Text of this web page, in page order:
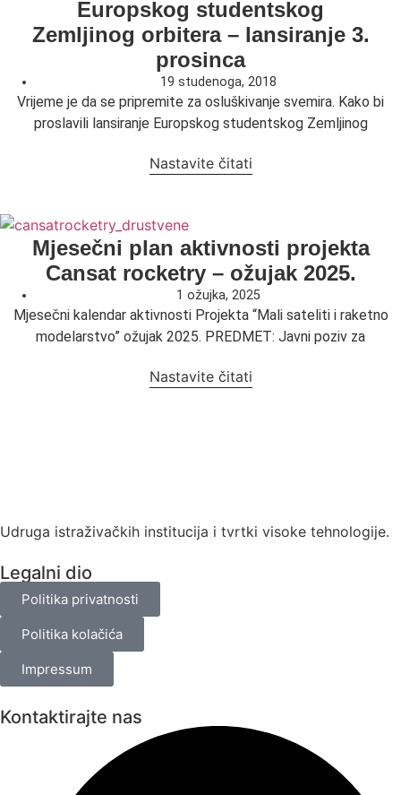
Europskog studentskog
Zemljinog orbitera – lansiranje 3.
prosinca
19 studenoga, 2018
Vrijeme je da se pripremite za osluškivanje svemira. Kako bi
proslavili lansiranje Europskog studentskog Zemljinog
Nastavite čitati
Mjesečni plan aktivnosti projekta
Cansat rocketry – ožujak 2025.
1 ožujka, 2025
Mjesečni kalendar aktivnosti Projekta “Mali sateliti i raketno
modelarstvo” ožujak 2025. PREDMET: Javni poziv za
Nastavite čitati
Udruga istraživačkih institucija i tvrtki visoke tehnologije.
Legalni dio
Politika privatnosti
Politika kolačića
Impressum
Kontaktirajte nas